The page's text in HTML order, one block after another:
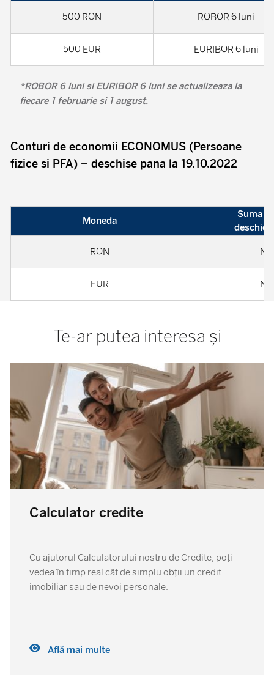
500 RON ROBOR 6 luni
500 EUR EURIBOR 6 luni
*ROBOR 6 luni si EURIBOR 6 luni se actualizeaza la
fiecare 1 februarie si 1 august.
Conturi de economii ECONOMUS (Persoane
fizice si PFA) – deschise pana la 19.10.2022
Moneda
Suma
RON
EUR
Te-ar putea interesa și
Devino client
Devino client Garanti BBVA și ai mai multe
beneficii decât crezi Deschide un cont Care sunt
beneficiile contului tău Garanti BBVA Fie că faci
Află mai multe